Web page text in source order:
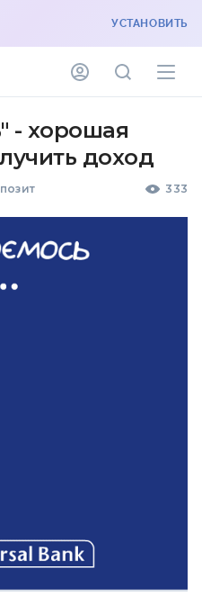
УСТАНОВИТЬ
- хорошая
доход
333